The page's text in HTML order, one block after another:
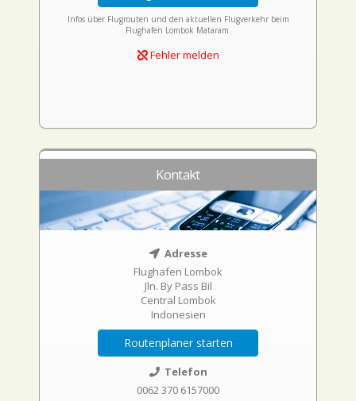
Infos über Flugrouten und den aktuellen Flugverkehr beim
Flughafen Lombok Mataram.
Fehler melden
Kontakt
Adresse
Flughafen Lombok
Jln. By Pass Bil
Central Lombok
Indonesien
Routenplaner starten
Telefon
0062 370 6157000